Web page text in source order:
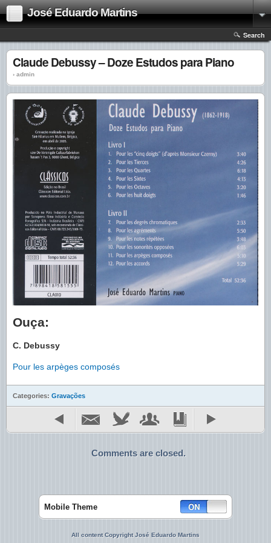
José Eduardo Martins
Search
Claude Debussy – Doze Estudos para Piano
› admin
Ouça:
C. Debussy
Pour les arpèges composés
Categories: Gravações
Comments are closed.
Mobile Theme
All content Copyright José Eduardo Martins